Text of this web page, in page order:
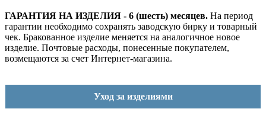
ГАРАНТИЯ НА ИЗДЕЛИЯ - 6 (шесть) месяцев. На период
гарантии необходимо сохранять заводскую бирку и товарный
чек. Бракованное изделие меняется на аналогичное новое
изделие. Почтовые расходы, понесенные покупателем,
возмещаются за счет Интернет-магазина.
Уход за изделиями